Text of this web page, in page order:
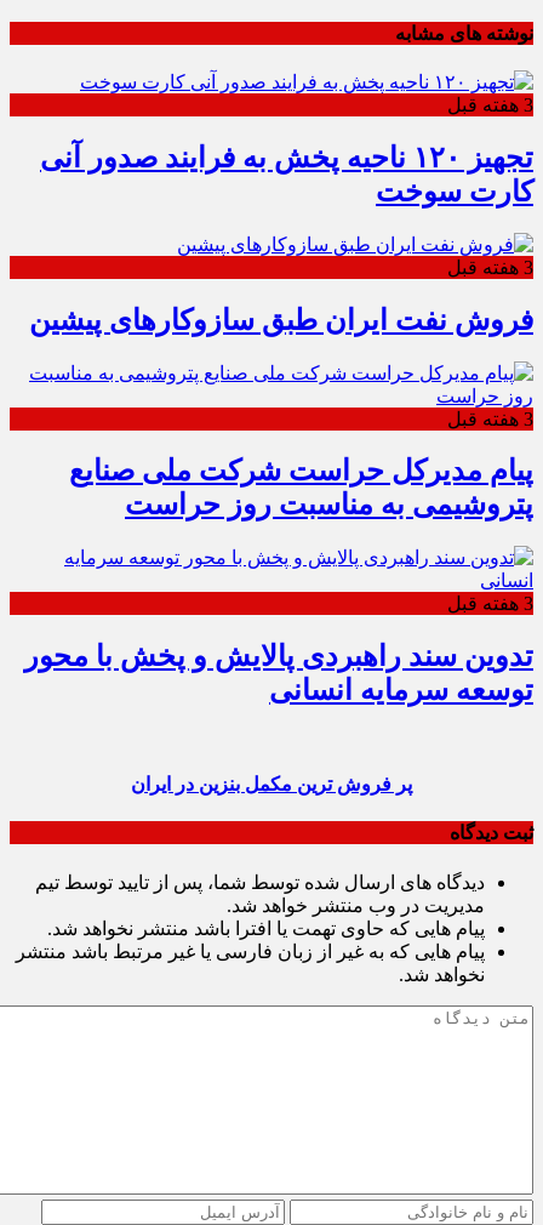
نوشته های مشابه
3 هفته قبل
تجهیز ۱۲۰ ناحیه پخش به فرایند صدور آنی
کارت سوخت
3 هفته قبل
فروش نفت ایران طبق سازوکارهای پیشین
3 هفته قبل
پیام مدیرکل حراست شرکت ملی صنایع
پتروشیمی به مناسبت روز حراست
3 هفته قبل
تدوین سند راهبردی پالایش و پخش با محور
توسعه سرمایه انسانی
پر فروش ترین مکمل بنزین در ایران
ثبت دیدگاه
دیدگاه های ارسال شده توسط شما، پس از تایید توسط تیم
مدیریت در وب منتشر خواهد شد.
پیام هایی که حاوی تهمت یا افترا باشد منتشر نخواهد شد.
پیام هایی که به غیر از زبان فارسی یا غیر مرتبط باشد منتشر
نخواهد شد.